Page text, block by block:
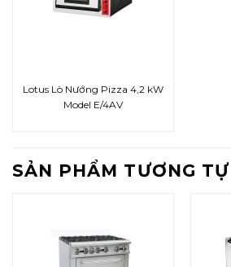
Lotus Lò Nướng Pizza 4,2 kW
Model E/4AV
SẢN PHẨM TƯƠNG TỰ